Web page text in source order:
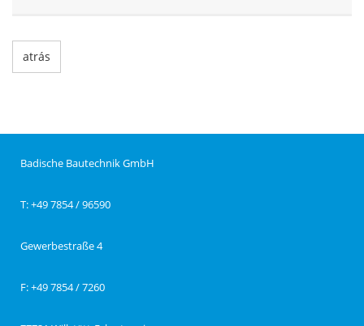
atrás
Badische Bautechnik GmbH
T: +49 7854 / 96590
Gewerbestraße 4
F: +49 7854 / 7260